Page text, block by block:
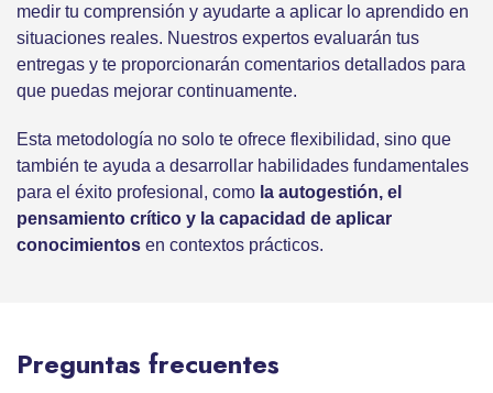
medir tu comprensión y ayudarte a aplicar lo aprendido en
situaciones reales. Nuestros expertos evaluarán tus
entregas y te proporcionarán comentarios detallados para
que puedas mejorar continuamente.
Esta metodología no solo te ofrece flexibilidad, sino que
también te ayuda a desarrollar habilidades fundamentales
para el éxito profesional, como la autogestión, el
pensamiento crítico y la capacidad de aplicar
conocimientos en contextos prácticos.
Preguntas frecuentes